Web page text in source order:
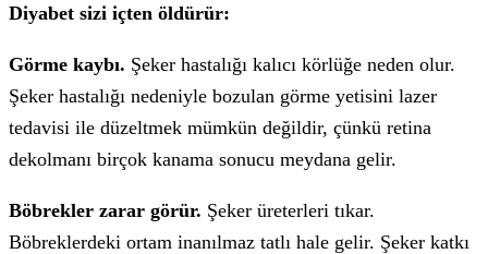
Diyabet sizi içten öldürür:
Görme kaybı. Şeker hastalığı kalıcı körlüğe neden olur.
Şeker hastalığı nedeniyle bozulan görme yetisini lazer
tedavisi ile düzeltmek mümkün değildir, çünkü retina
dekolmanı birçok kanama sonucu meydana gelir.
Böbrekler zarar görür. Şeker üreterleri tıkar.
Böbreklerdeki ortam inanılmaz tatlı hale gelir. Şeker katkı